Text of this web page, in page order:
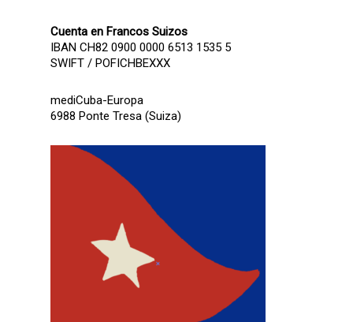
Cuenta en Francos Suizos
IBAN CH82 0900 0000 6513 1535 5
SWIFT / POFICHBEXXX
mediCuba-Europa
6988 Ponte Tresa (Suiza)